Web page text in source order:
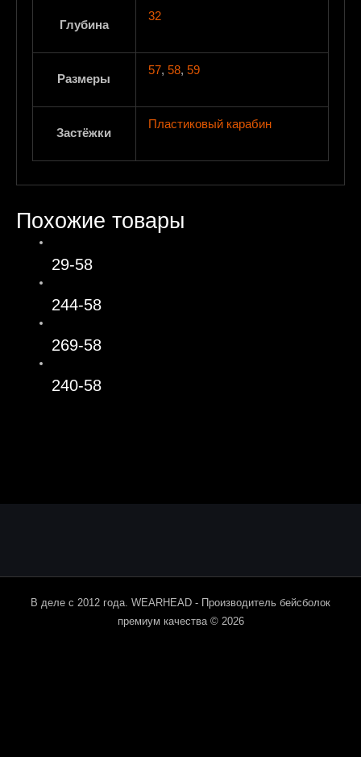
Глубина
32
Размеры
57, 58, 59
Застёжки
Пластиковый карабин
Похожие товары
29-58
244-58
269-58
240-58
В деле с 2012 года. WEARHEAD - Производитель бейсболок
премиум качества © 2026